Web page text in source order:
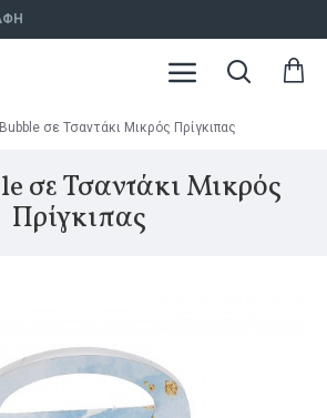
σε Τσαντάκι Μικρός Πρίγκιπας
σε Τσαντάκι Μικρός
Πρίγκιπας